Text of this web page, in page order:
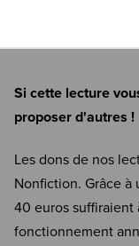
Si cette lecture
proposer d'autres !
Les dons de nos
Nonfiction. Grâce
40 euros suffiraient
fonctionnement